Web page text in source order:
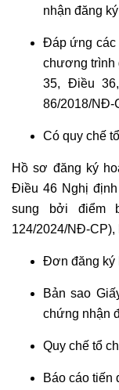
nhận đăng
Đáp ứng các
chương trình
35, Điều
86/2018/NĐ-
Có quy chế
Hồ sơ đăng ký
Điều 46 Nghị
sung bởi điểm
124/2024/NĐ-CP),
Đơn đăng ký
Bản sao
chứng nhận
Quy chế tổ
Báo cáo tiến